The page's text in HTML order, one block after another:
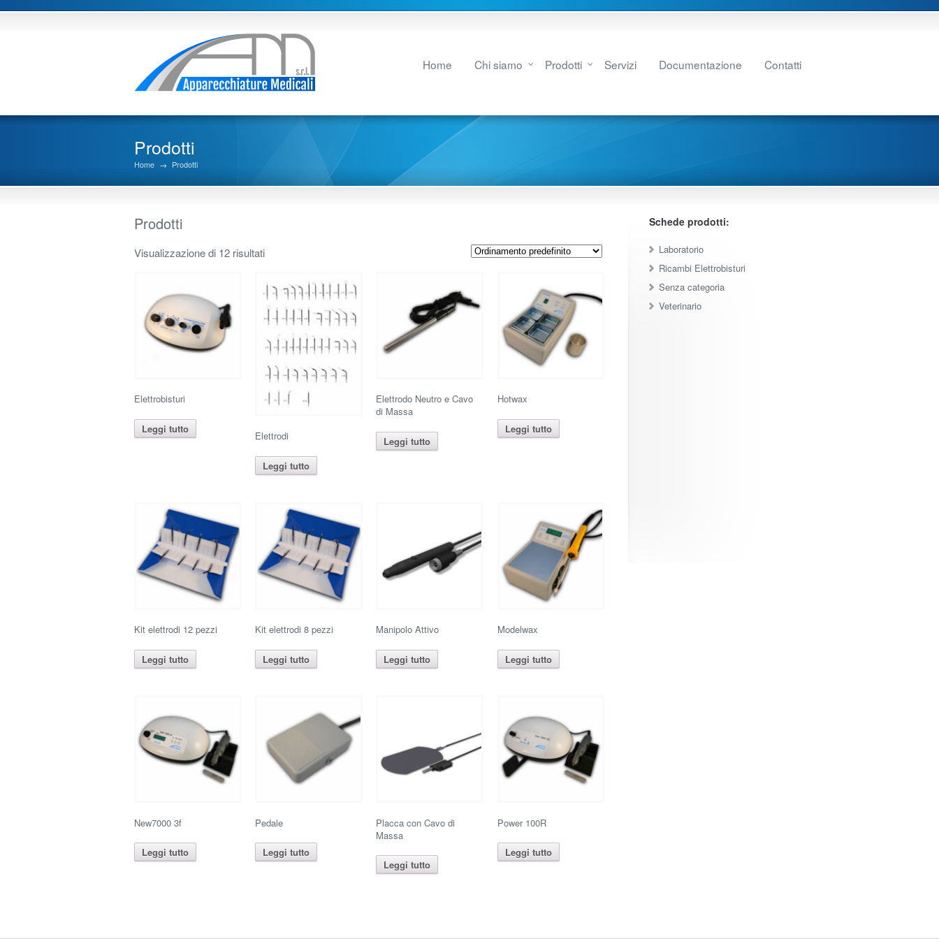
Home Chi siamo Prodotti Servizi Documentazione Contatti
Prodotti
Home → Prodotti
Prodotti
Visualizzazione di 12 risultati
Elettrobisturi
Leggi tutto
Elettrodi
Leggi tutto
Elettrodo Neutro e Cavo
di Massa
Leggi tutto
Hotwax
Leggi tutto
Kit elettrodi 12 pezzi
Leggi tutto
Kit elettrodi 8 pezzi
Leggi tutto
Manipolo Attivo
Leggi tutto
Modelwax
Leggi tutto
New7000 3f
Leggi tutto
Pedale
Leggi tutto
Placca con Cavo di
Massa
Leggi tutto
Power 100R
Leggi tutto
Schede prodotti:
Laboratorio
Ricambi Elettrobisturi
Senza categoria
Veterinario